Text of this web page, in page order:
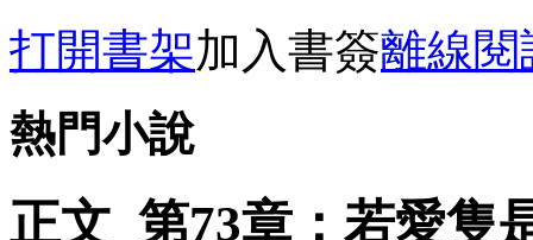
打開書架加入書簽離線閱
熱門小說
正文 第73章：若愛隻